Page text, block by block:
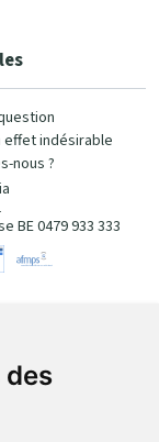
effet indésirable
nous ?
BE 0479 933 333